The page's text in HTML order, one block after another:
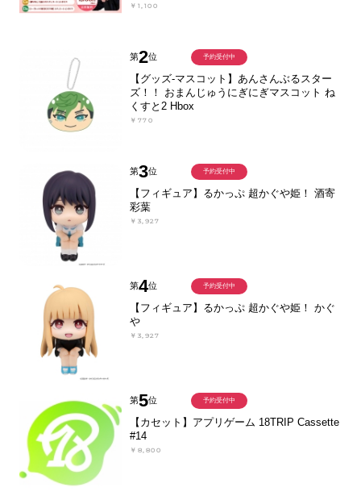
￥1,100
第2位
【グッズ-マスコット】あんさんぶるスター
ズ！！ おまんじゅうにぎにぎマスコット ね
くすと2 Hbox
￥770
予約受付中
第3位
【フィギュア】るかっぷ 超かぐや姫！ 酒寄
彩葉
￥3,927
予約受付中
第4位
【フィギュア】るかっぷ 超かぐや姫！ かぐ
や
￥3,927
予約受付中
第5位
【カセット】アプリゲーム 18TRIP Cassette
#14
￥8,800
予約受付中